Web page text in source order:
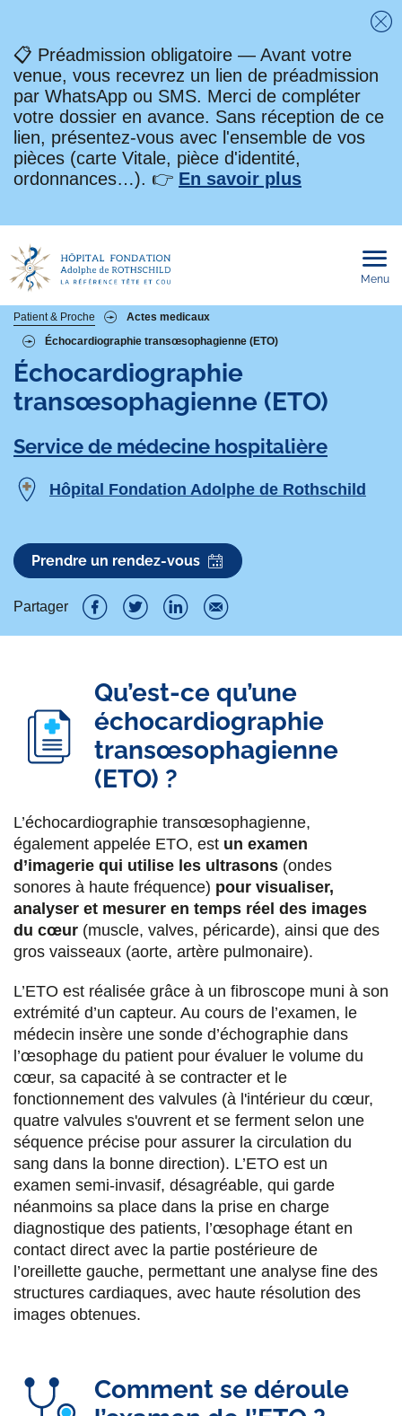
📋 Préadmission obligatoire — Avant votre
venue, vous recevrez un lien de préadmission
par WhatsApp ou SMS. Merci de compléter
votre dossier en avance. Sans réception de ce
lien, présentez-vous avec l'ensemble de vos
pièces (carte Vitale, pièce d'identité,
ordonnances…). 👉 En savoir plus
Menu
Fil
d'Ariane
Patient & Proche
Actes medicaux
Échocardiographie transœsophagienne (ETO)
Échocardiographie
transœsophagienne (ETO)
Service de médecine hospitalière
Hôpital Fondation Adolphe de Rothschild
Prendre un rendez-vous
Partager
P
a
g
e
r
s
u
r
a
c
e
b
o
o
k
P
r
t
a
g
e
r
s
u
r
w
i
t
t
e
r
P
r
t
a
g
e
r
s
u
r
i
n
k
e
d
i
n
P
r
t
a
e
r
p
a
r
m
a
i
l
Qu’est-ce qu’une
échocardiographie
transœsophagienne
(ETO) ?
L’échocardiographie transœsophagienne,
également appelée ETO, est un examen
d’imagerie qui utilise les ultrasons (ondes
sonores à haute fréquence) pour visualiser,
analyser et mesurer en temps réel des images
du cœur (muscle, valves, péricarde), ainsi que des
gros vaisseaux (aorte, artère pulmonaire).
L’ETO est réalisée grâce à un fibroscope muni à son
extrémité d’un capteur. Au cours de l’examen, le
médecin insère une sonde d’échographie dans
l’œsophage du patient pour évaluer le volume du
cœur, sa capacité à se contracter et le
fonctionnement des valvules (à l'intérieur du cœur,
quatre valvules s'ouvrent et se ferment selon une
séquence précise pour assurer la circulation du
sang dans la bonne direction). L’ETO est un
examen semi-invasif, désagréable, qui garde
néanmoins sa place dans la prise en charge
diagnostique des patients, l’œsophage étant en
contact direct avec la partie postérieure de
l’oreillette gauche, permettant une analyse fine des
structures cardiaques, avec haute résolution des
images obtenues.
Comment se déroule